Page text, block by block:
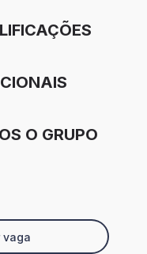
O GRUPO
vaga